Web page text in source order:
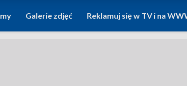
Galerie zdjęć Reklamuj się w TV i na